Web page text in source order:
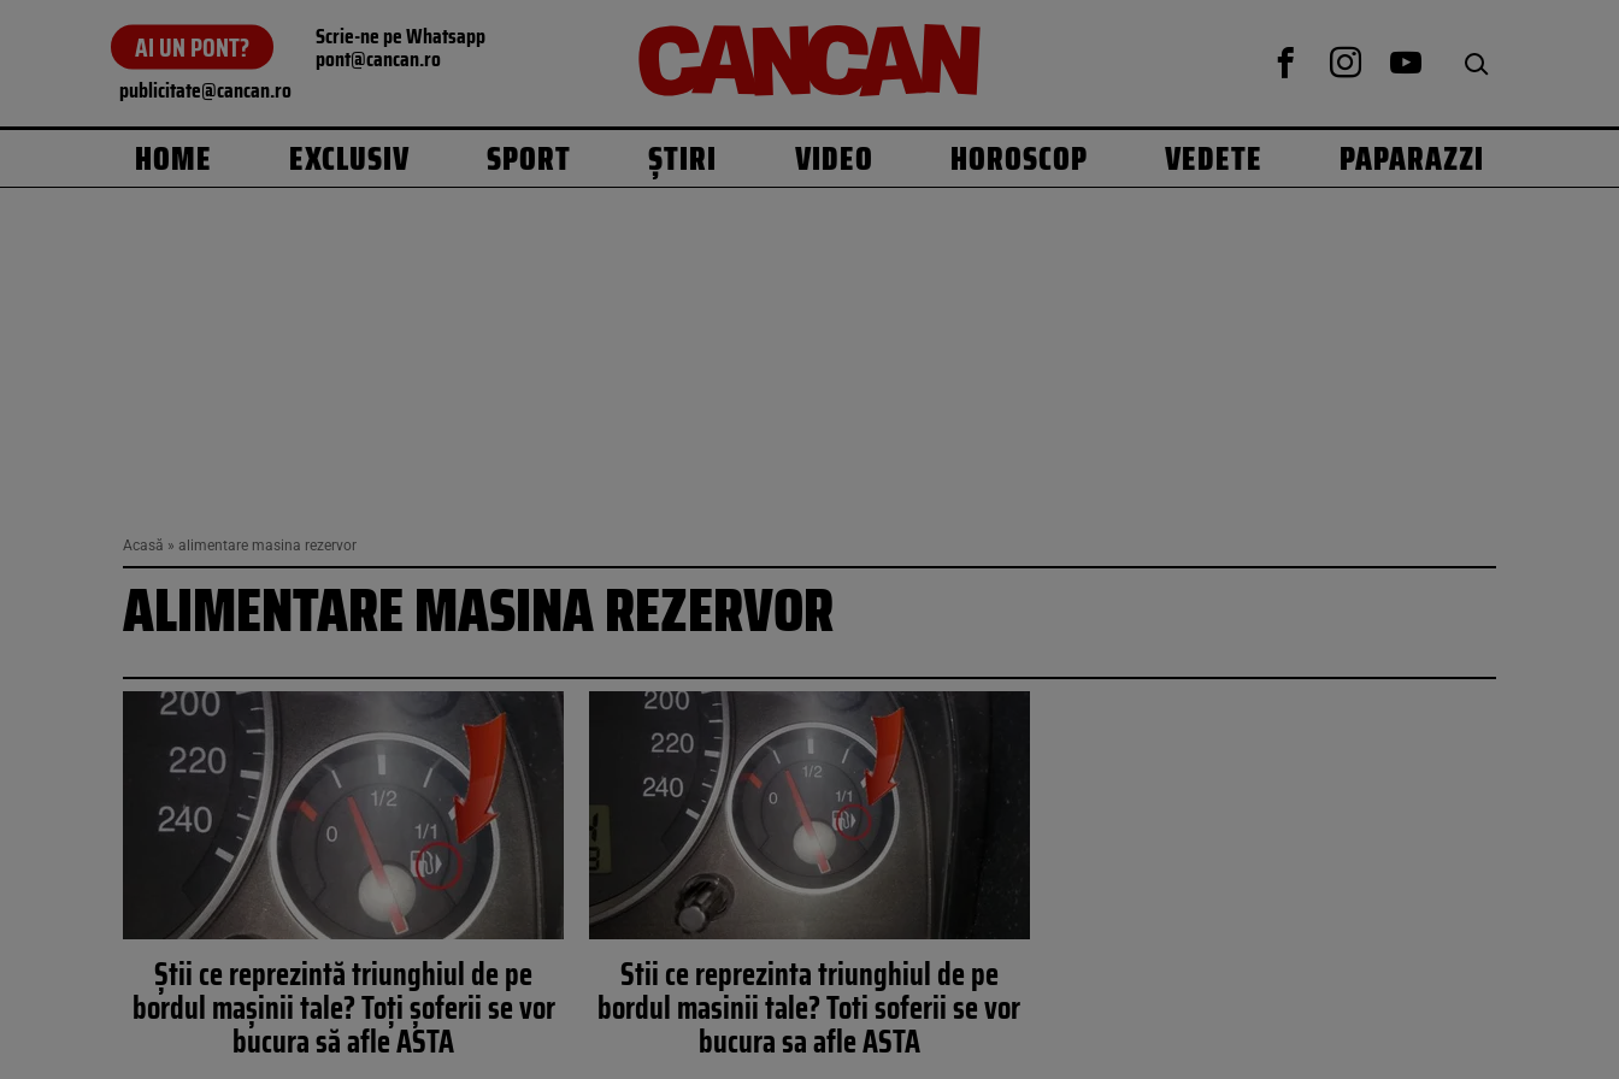
AI UN PONT? Scrie-ne pe Whatsapp
pont@cancan.ro
publicitate@cancan.ro
HOME EXCLUSIV SPORT ȘTIRI VIDEO HOROSCOP VEDETE PAPARAZZI
Acasă » alimentare masina rezervor
ALIMENTARE MASINA REZERVOR
Ştii ce reprezintă triunghiul de pe
bordul maşinii tale? Toţi şoferii se vor
bucura să afle ASTA
Stii ce reprezinta triunghiul de pe
bordul masinii tale? Toti soferii se vor
bucura sa afle ASTA